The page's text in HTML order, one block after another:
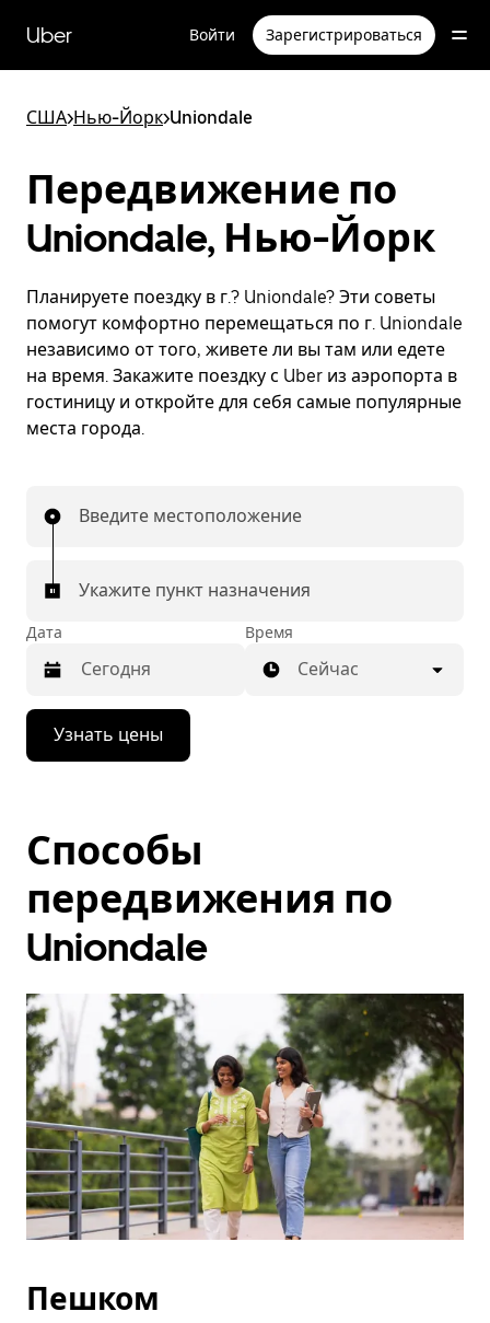
перейти
к
Uber Войти Зарегистрироваться
США>Нью-Йорк>Uniondale
Передвижение по
Uniondale, Нью-Йорк
Планируете поездку в г.? Uniondale? Эти советы
помогут комфортно перемещаться по г. Uniondale
независимо от того, живете ли вы там или едете
на время. Закажите поездку с Uber из аэропорта в
гостиницу и откройте для себя самые популярные
места города.
Введите местоположение
Укажите пункт назначения
Дата
Нажмите
стрелку
вниз,
календарю
и
дату.
Чтобы
закрыть
календарь,
Esc.
Время
Сейчас
Узнать цены
Способы
передвижения по
Uniondale
Пешком